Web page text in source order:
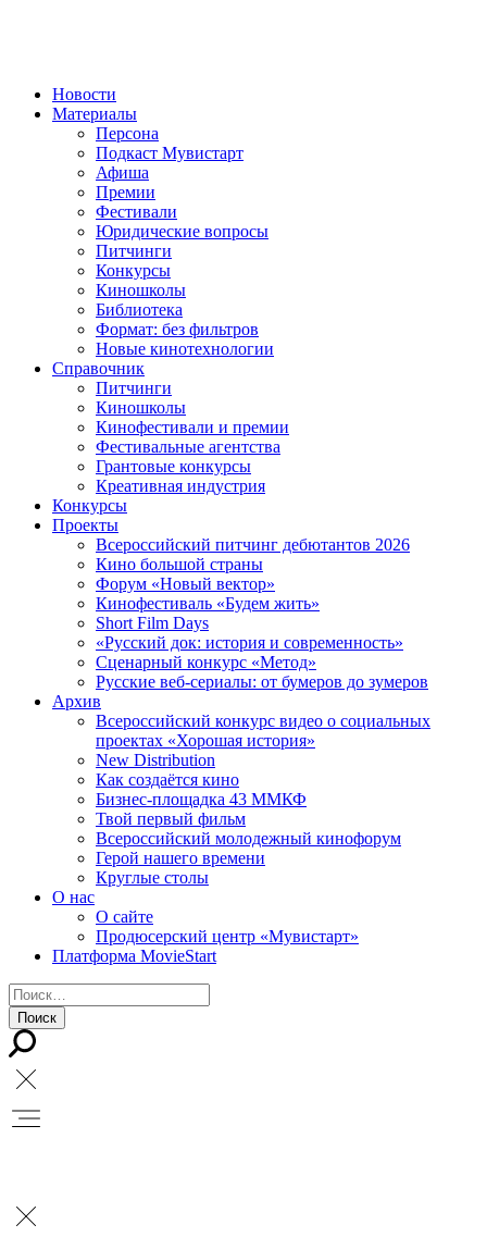
Новости
Материалы
Персона
Подкаст Мувистарт
Афиша
Премии
Фестивали
Юридические вопросы
Питчинги
Конкурсы
Киношколы
Библиотека
Формат: без фильтров
Новые кинотехнологии
Справочник
Питчинги
Киношколы
Кинофестивали и премии
Фестивальные агентства
Грантовые конкурсы
Креативная индустрия
Конкурсы
Проекты
Всероссийский питчинг дебютантов 2026
Кино большой страны
Форум «Новый вектор»
Кинофестиваль «Будем жить»
Short Film Days
«Русский док: история и современность»
Сценарный конкурс «Метод»
Русские веб-сериалы: от бумеров до зумеров
Архив
Всероссийский конкурс видео о социальных
проектах «Хорошая история»
New Distribution
Как создаётся кино
Бизнес-площадка 43 ММКФ
Твой первый фильм
Всероссийский молодежный кинофорум
Герой нашего времени
Круглые столы
О нас
О сайте
Продюсерский центр «Мувистарт»
Платформа MovieStart